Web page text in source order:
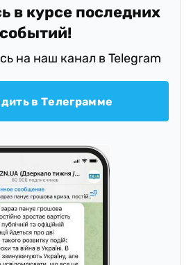
в курсе последних
событий!
на наш канал в Telegram
в Телеграмме